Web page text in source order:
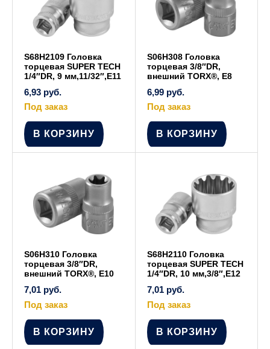
S68H2109 Головка
торцевая SUPER TECH
1/4″DR, 9 мм,11/32″,E11
6,93 руб.
Под заказ
В КОРЗИНУ
S06H308 Головка
торцевая 3/8″DR,
внешний TORX®, Е8
6,99 руб.
Под заказ
В КОРЗИНУ
S06H310 Головка
торцевая 3/8″DR,
внешний TORX®, Е10
7,01 руб.
Под заказ
В КОРЗИНУ
S68H2110 Головка
торцевая SUPER TECH
1/4″DR, 10 мм,3/8″,E12
7,01 руб.
Под заказ
В КОРЗИНУ